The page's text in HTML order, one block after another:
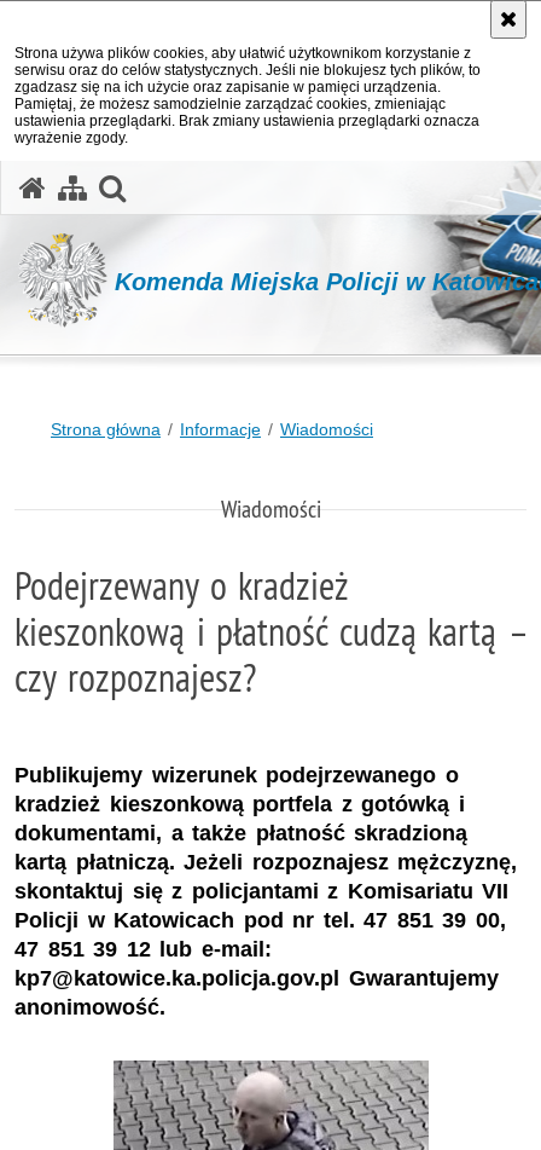
Strona używa plików cookies, aby ułatwić użytkownikom korzystanie z
serwisu oraz do celów statystycznych. Jeśli nie blokujesz tych plików, to
zgadzasz się na ich użycie oraz zapisanie w pamięci urządzenia.
Pamiętaj, że możesz samodzielnie zarządzać cookies, zmieniając
ustawienia przeglądarki. Brak zmiany ustawienia przeglądarki oznacza
wyrażenie zgody.
Komenda Miejska Policji w
Strona główna Informacje Wiadomości
Wiadomości
Podejrzewany o kradzież
kieszonkową i płatność cudzą kartą –
czy rozpoznajesz?
Publikujemy wizerunek podejrzewanego o
kradzież kieszonkową portfela z gotówką i
dokumentami, a także płatność skradzioną
kartą płatniczą. Jeżeli rozpoznajesz mężczyznę,
skontaktuj się z policjantami z Komisariatu VII
Policji w Katowicach pod nr tel. 47 851 39 00,
47 851 39 12 lub e-mail:
kp7@katowice.ka.policja.gov.pl Gwarantujemy
anonimowość.